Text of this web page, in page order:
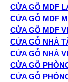
CỬA GỖ MDF
CỬA GỖ MDF
CỬA GỖ MDF
CỬA GỖ NHÀ
CỬA GỖ NHÀ
CỬA GỖ
CỬA GỖ